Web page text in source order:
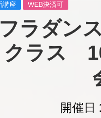
講座 WEB決済可
フラダン
クラス　
開催日